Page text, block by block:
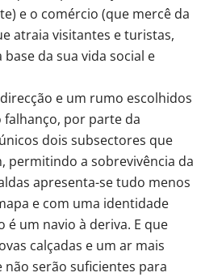
e o comércio (que mercê da
atraia visitantes e turistas,
da sua vida social e
e um rumo escolhidos
falhanço, por parte da
dois subsectores que
permitindo a sobrevivência da
apresenta-se tudo menos
e com uma identidade
é um navio à deriva. E que
calçadas e um ar mais
serão suficientes para